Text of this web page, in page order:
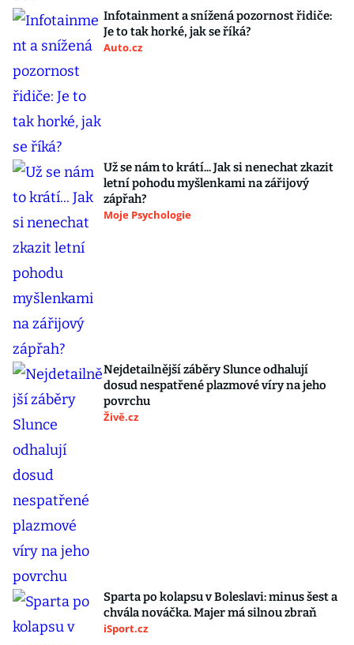
Infotainment a snížená pozornost řidiče:
Je to tak horké, jak se říká?
Auto.cz
Už se nám to krátí... Jak si nenechat zkazit
letní pohodu myšlenkami na zářijový
zápřah?
Moje Psychologie
Nejdetailnější záběry Slunce odhalují
dosud nespatřené plazmové víry na jeho
povrchu
Živě.cz
Sparta po kolapsu v Boleslavi: minus šest a
chvála nováčka. Majer má silnou zbraň
iSport.cz